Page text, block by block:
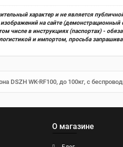
характер и не является
изображений на сайте
числе в инструкциях (паспортах) -
и импортом, просьба
DSZH WK-RF100, до 100кг, с
О магазине